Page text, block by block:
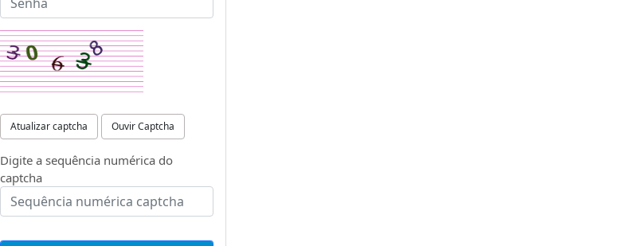
Atualizar captcha Ouvir Captcha
Digite a sequência numérica do
captcha